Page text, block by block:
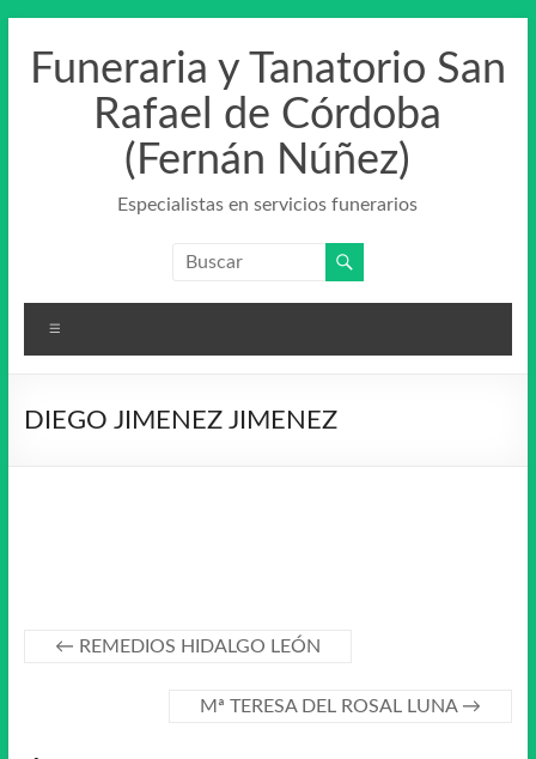
contenido
Funeraria y Tanatorio San
Rafael de Córdoba
(Fernán Núñez)
Especialistas en servicios funerarios
DIEGO JIMENEZ JIMENEZ
← REMEDIOS HIDALGO LEÓN
Mª TERESA DEL ROSAL LUNA →